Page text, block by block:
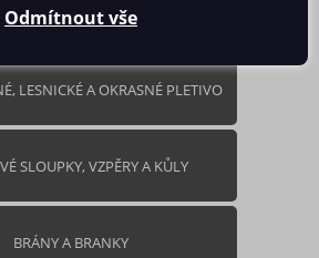
LESNICKÉ A OKRASNÉ PLETIVO
SLOUPKY, VZPĚRY A KŮLY
BRÁNY A BRANKY
Odmítnout vše